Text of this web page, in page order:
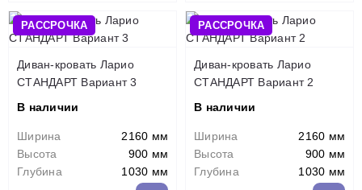
РАССРОЧКА
Диван-кровать Ларио
СТАНДАРТ Вариант 3
В наличии
Ширина
2160 мм
Высота
900 мм
Глубина
1030 мм
РАССРОЧКА
Диван-кровать Ларио
СТАНДАРТ Вариант 2
В наличии
Ширина
2160 мм
Высота
900 мм
Глубина
1030 мм